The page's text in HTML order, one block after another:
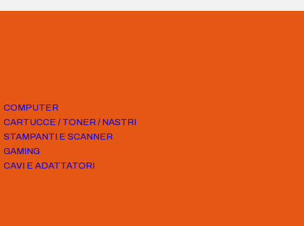
COMPUTER
CARTUCCE / TONER / NASTRI
STAMPANTI E SCANNER
GAMING
CAVI E ADATTATORI